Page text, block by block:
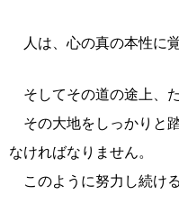
人は、心の真の本性に
そしてその道の途上、
その大地をしっかりと
なければなりません。
このように努力し続け